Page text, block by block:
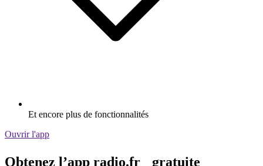
Et encore plus de fonctionnalités
Ouvrir l'app
Obtenez l’app radio.fr gratuite